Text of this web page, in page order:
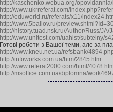
http://kaschenko.webua.org/opovidannia/
http://www.ukrreferat.com/
http://eduworld.ru/referats/x11/
http://www.5ballov.ru/
http://history.tuad.nsk.ru/Author/Russ/JA/
http://www.unitest.com/uahist/subtelny/
Готові роботи з Вашої теми, але за
http://www.kneu.net.ua/refsbank/
http://infoworks.com.ua/htm/2845.htm
http://www.referat2000.com/html/
http://msoffice.com.ua/diplomna/